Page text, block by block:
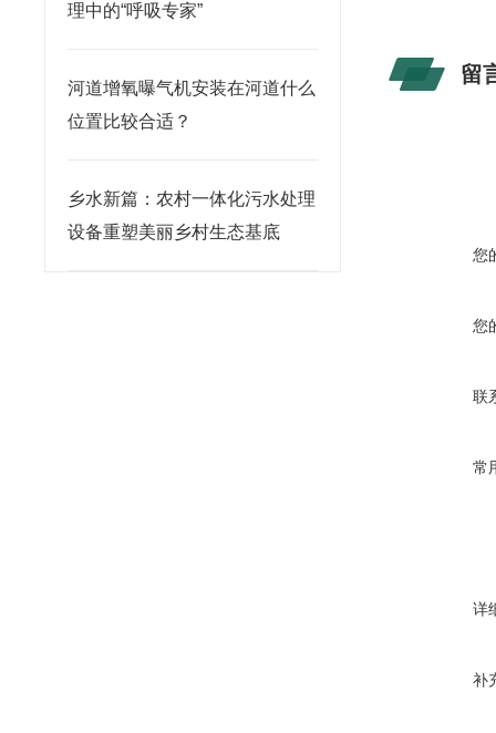
理中的“呼吸专家”
河道增氧曝气机安装在河道什么
位置比较合适？
乡水新篇：农村一体化污水处理
设备重塑美丽乡村生态基底
留
您
您
联
常
详
补